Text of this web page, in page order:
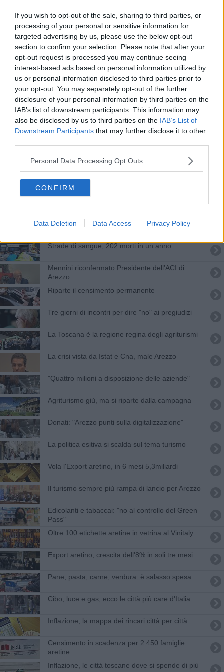
If you wish to opt-out of the sale, sharing to third parties, or
processing of your personal or sensitive information for
targeted advertising by us, please use the below opt-out
section to confirm your selection. Please note that after your
opt-out request is processed you may continue seeing
interest-based ads based on personal information utilized by
us or personal information disclosed to third parties prior to
your opt-out. You may separately opt-out of the further
disclosure of your personal information by third parties on the
IAB’s list of downstream participants. This information may
also be disclosed by us to third parties on the IAB’s List of
Downstream Participants that may further disclose it to other
Personal Data Processing Opt Outs
CONFIRM
Data Deletion Data Access Privacy Policy
Casa, spesa e scuola, ecco le città più care
Cibo, luce e gas, le città toscane più e meno care
Caro Natale in Toscana, ecco dove costerà di più
mangiare e bere
La doppia immunità è l'antidoto migliore al Covid
Terre agricole in vendita per 44 nuove aziende
"Basta bufale sugli allevamenti", nell'Aretino calati
del 70%
Turismo, nell'Aretino arrivi in aumento del 44%
Toscana acchiappa turisti, ecco perché tutti la
amano
Al via la 43esima edizione di Oroarezzo
Strade di sangue, 202 morti in un anno
Mennini riconfermato Presidente dell’ACI di
Arezzo
​Riparte il censimento permanente
Tre giorni di incontri per dire "no" ai pregiudizi
La Toscana è la regione regina degli agriturismi
La crisi vista da Istat e Cna, male Arezzo
"Quattro milioni a disposizione delle aziende"
​Agriturismo giù, ma si riparte dalla campagna
Donati: "Arezzo punti sulla digitalizzazione"
La politica esitiva si scalda sul tema turismo
Vola l'Export aretino, in 6 mesi 5,3miliardi
Il turismo sempre più rampa di lancio per Arezzo
Edicolanti e tabaccai: "no al controllo del Green
Pass"
Oltre 100 etichette aretine in vetrina al Vinitaly
Export aretino, crescita dell'8% in soli tre mesi
Pane, pasta, carne, verdura: è salasso spesa
Cibo, luce e gas, ecco le città più care d'Italia
Inflazione, la mappa dei rincari città per città
Censimento in scadenza per 2.450 famiglie
aretine
Inflazione, le città toscane dove si spende di più